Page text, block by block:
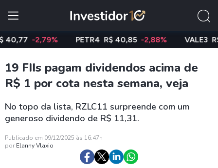
-2,79% PETR4 R$ 40,85 -2,88% VALE3 R$
19 FIIs pagam dividendos acima de
R$ 1 por cota nesta semana, veja
No topo da lista, RZLC11 surpreende com um
generoso dividendo de R$ 11,31.
Publicado em 09/12/2025 às 16:47h
por Elanny Vlaxio